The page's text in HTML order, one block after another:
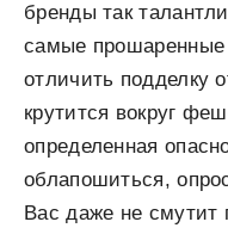
бренды так
самые прошаренные
отличить подделку
крутится вокруг
определенная
облапошиться,
Вас даже не смутит